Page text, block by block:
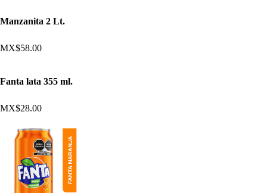
Manzanita 2 Lt.
MX$58.00
Fanta lata 355 ml.
MX$28.00